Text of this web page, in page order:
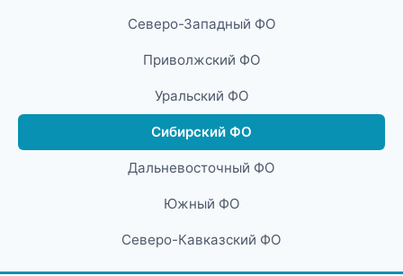
Северо-Западный ФО
Приволжский ФО
Уральский ФО
Сибирский ФО
Дальневосточный ФО
Южный ФО
Северо-Кавказский ФО